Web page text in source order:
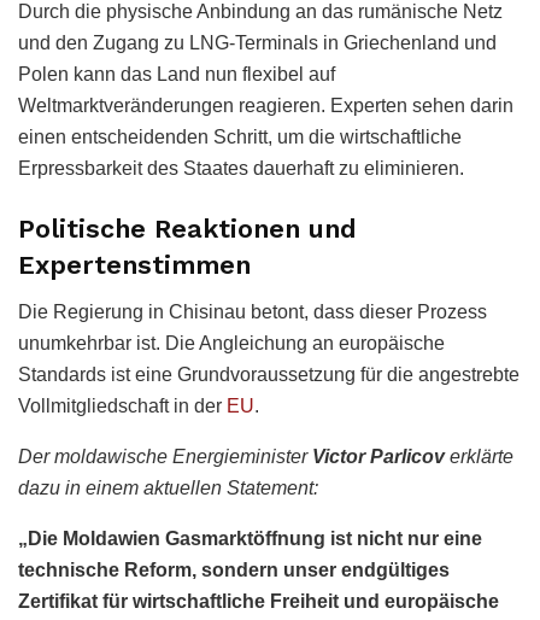
Durch die physische Anbindung an das rumänische Netz
und den Zugang zu LNG-Terminals in Griechenland und
Polen kann das Land nun flexibel auf
Weltmarktveränderungen reagieren. Experten sehen darin
einen entscheidenden Schritt, um die wirtschaftliche
Erpressbarkeit des Staates dauerhaft zu eliminieren.
Politische Reaktionen und
Expertenstimmen
Die Regierung in Chisinau betont, dass dieser Prozess
unumkehrbar ist. Die Angleichung an europäische
Standards ist eine Grundvoraussetzung für die angestrebte
Vollmitgliedschaft in der EU.
Der moldawische Energieminister Victor Parlicoverklärte
dazu in einem aktuellen Statement:
„Die Moldawien Gasmarktöffnung ist nicht nur eine
technische Reform, sondern unser endgültiges
Zertifikat für wirtschaftliche Freiheit und europäische